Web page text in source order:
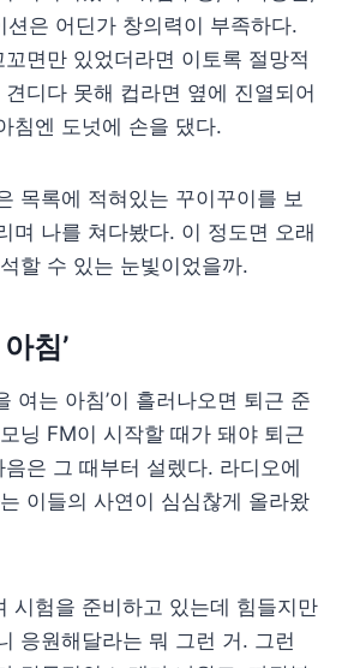
션은 어딘가 창의력이 부족하다.
면만 있었더라면 이토록 절망적
디다 못해 컵라면 옆에 진열되어
침엔 도넛에 손을 댔다.
목록에 적혀있는 꾸이꾸이를 보
며 나를 쳐다봤다. 이 정도면 오래
할 수 있는 눈빛이었을까.
침’
여는 아침’이 흘러나오면 퇴근 준
닝 FM이 시작할 때가 돼야 퇴근
은 그 때부터 설렜다. 라디오에
이들의 사연이 심심찮게 올라왔
시험을 준비하고 있는데 힘들지만
응원해달라는 뭐 그런 거. 그런